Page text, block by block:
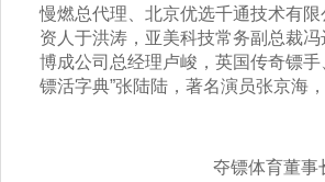
慢燃总代理、北京优选千通技术有
资人于洪涛，亚美科技常务副总裁
博成公司总经理卢峻，英国传奇镖
镖活字典”张陆陆，著名演员张京海
夺镖体育董事长